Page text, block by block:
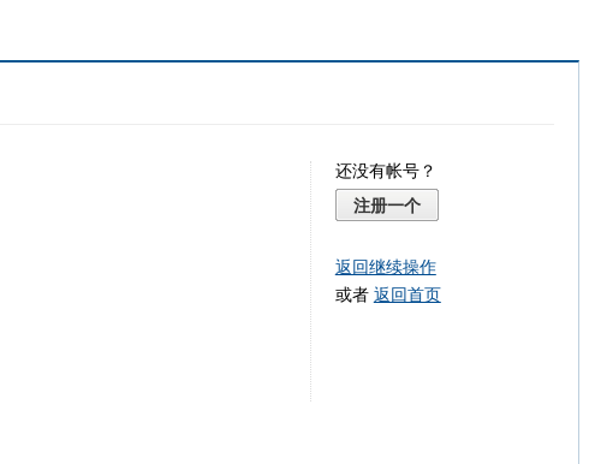
还没有帐号？
注册一个
返回继续操作
或者 返回首页